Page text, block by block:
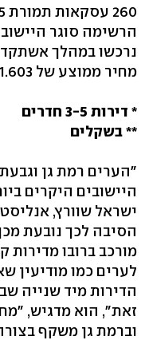
הרשימה סוגר
מחיר ממוצע של 1.603 מיליון שקלים.
* דירות 3-5 חדרים
** בשקלים
היישובים היקרים
ישראל שוורץ,
הסיבה לכך נובעת
מורכב ברובו מדירות
לערים כמו מודיעין
הדירות מיד שנייה
זאת", הוא מדגיש,
וברמת גן משקף